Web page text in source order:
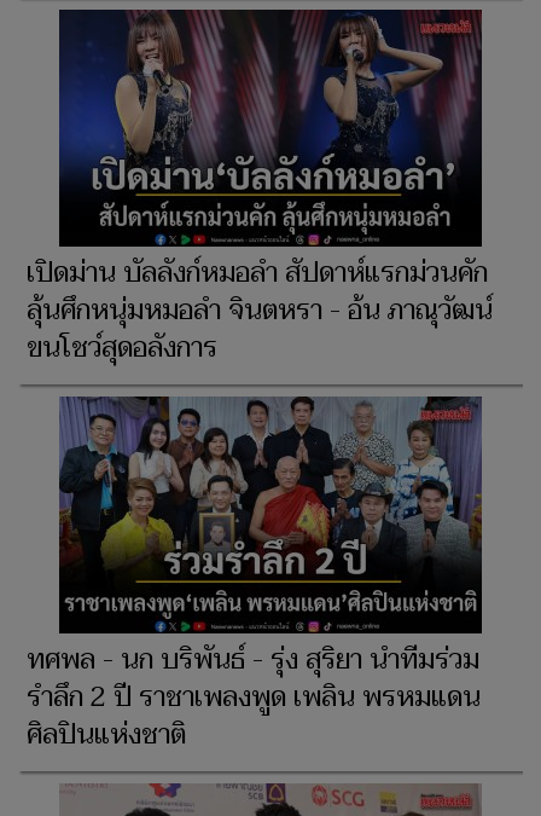
เปิดม่าน บัลลังก์หมอลำ สัปดาห์แรกม่วนคัก
ลุ้นศึกหนุ่มหมอลำ จินตหรา - อ้น ภาณุวัฒน์
ขนโชว์สุดอลังการ
ทศพล - นก บริพันธ์ - รุ่ง สุริยา นำทีมร่วม
รำลึก 2 ปี ราชาเพลงพูด เพลิน พรหมแดน
ศิลปินแห่งชาติ